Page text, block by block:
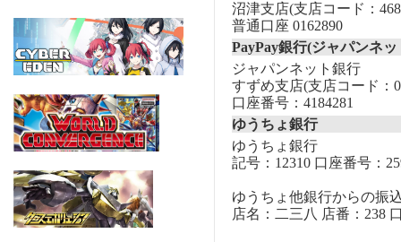
沼津支店(支店コード：
普通口座 0162890
PayPay銀行(ジャパンネ
ジャパンネット銀行
すずめ支店(支店コード：
口座番号：4184281
ゆうちょ銀行
ゆうちょ銀行
記号：12310 口座番号：
ゆうちょ他銀行からの振
店名：二三八 店番：238